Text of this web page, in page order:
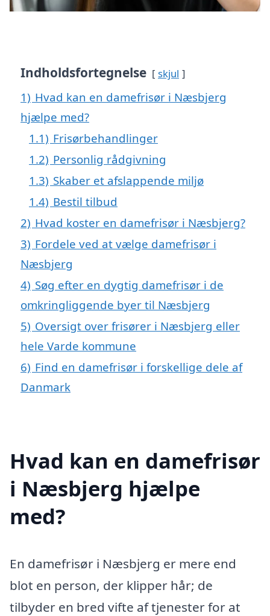
Indholdsfortegnelse skjul
1) Hvad kan en damefrisør i Næsbjerg
hjælpe med?
1.1) Frisørbehandlinger
1.2) Personlig rådgivning
1.3) Skaber et afslappende miljø
1.4) Bestil tilbud
2) Hvad koster en damefrisør i Næsbjerg?
3) Fordele ved at vælge damefrisør i
Næsbjerg
4) Søg efter en dygtig damefrisør i de
omkringliggende byer til Næsbjerg
5) Oversigt over frisører i Næsbjerg eller
hele Varde kommune
6) Find en damefrisør i forskellige dele af
Danmark
Hvad kan en damefrisør
i Næsbjerg hjælpe
med?
En damefrisør i Næsbjerg er mere end
blot en person, der klipper hår; de
tilbyder en bred vifte af tjenester for at